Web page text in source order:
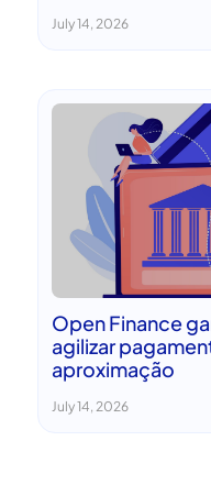
July 14, 2026
Open Finance
agilizar
aproximação
July 14, 2026